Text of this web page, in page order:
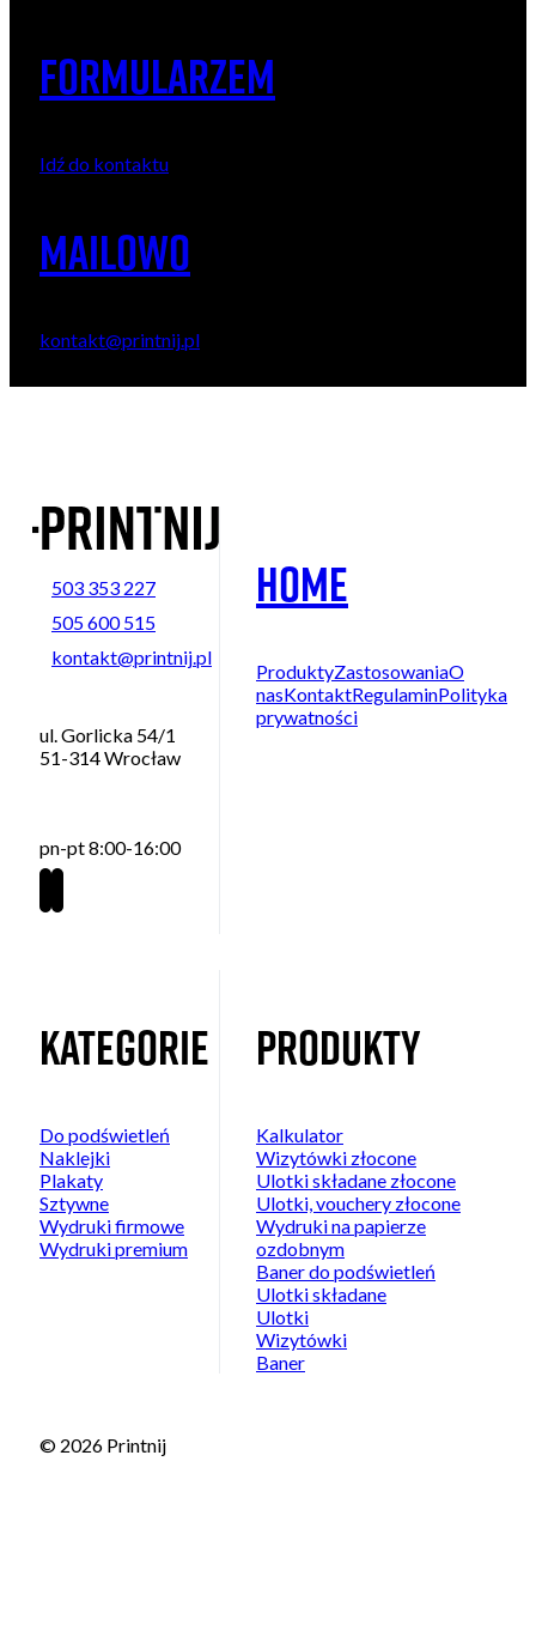
formularzeM
Idź do kontaktu
Mailowo
kontakt@printnij.pl
503 353 227
505 600 515
kontakt@printnij.pl
ul. Gorlicka 54/1
51-314 Wrocław
pn-pt 8:00-16:00
Home
ProduktyZastosowaniaO
nasKontaktRegulaminPolityka
prywatności
Kategorie
Do podświetleń
Naklejki
Plakaty
Sztywne
Wydruki firmowe
Wydruki premium
Produkty
Kalkulator
Wizytówki złocone
Ulotki składane złocone
Ulotki, vouchery złocone
Wydruki na papierze
ozdobnym
Baner do podświetleń
Ulotki składane
Ulotki
Wizytówki
Baner
© 2026 Printnij